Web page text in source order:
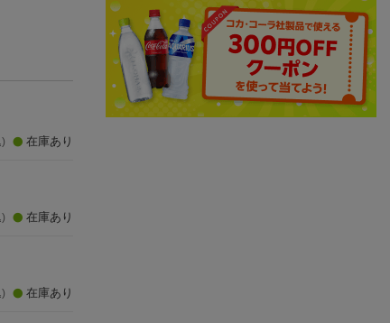
在庫あり
在庫あり
在庫あり